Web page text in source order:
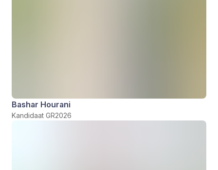
Bashar Hourani
Kandidaat GR2026